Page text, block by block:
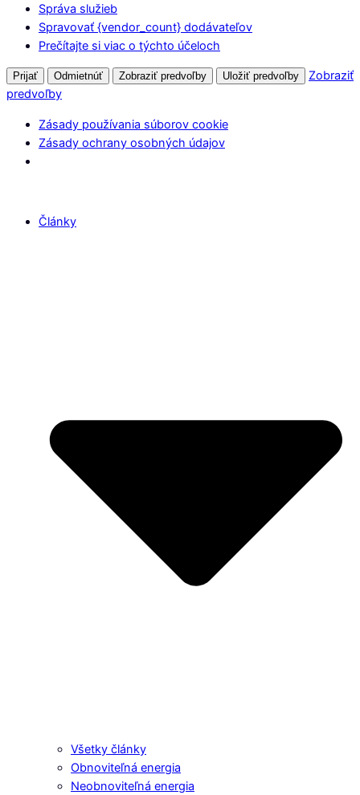
Správa služieb
Spravovať {vendor_count} dodávateľov
Prečítajte si viac o týchto účeloch
Prijať Odmietnúť Zobraziť predvoľby Uložiť predvoľby
Zobraziť
predvoľby
Zásady používania súborov cookie
Zásady ochrany osobných údajov
Články
Všetky články
Obnoviteľná energia
Neobnoviteľná energia